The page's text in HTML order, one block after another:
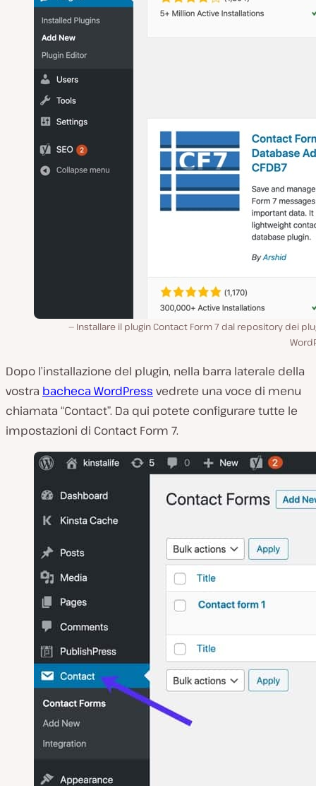
Installare il plugin Contact Form 7 dal repository dei
Dopo l’installazione del plugin, nella barra laterale della
vostra bacheca WordPress vedrete una voce di menu
chiamata “Contact”. Da qui potete configurare tutte le
impostazioni di Contact Form 7.